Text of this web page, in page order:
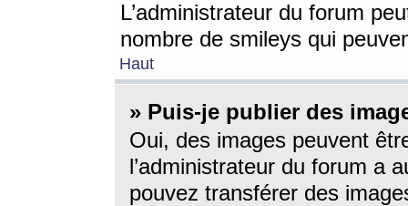
L’administrateur du forum
nombre de smileys qui
Haut
» Puis-je publier des
Oui, des images peuvent
l’administrateur du forum a
pouvez transférer des